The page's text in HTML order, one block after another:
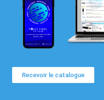
Recevoir le catalogue